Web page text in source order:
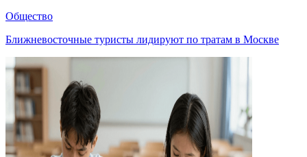
Общество
Ближневосточные туристы лидируют по тратам в Москве